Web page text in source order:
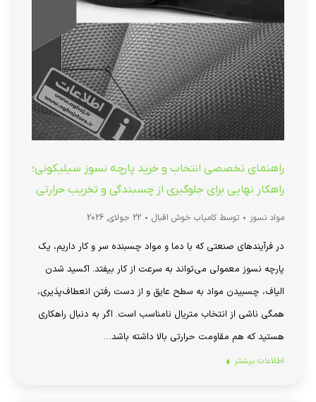
راهنمای تخصصی انتخاب و خرید پارچه نسوز سیلیکونی؛
راهکار نهایی برای جلوگیری از چسبندگی و تخریب حرارتی
مواد نسوز توسط کامیاب خوش اقبال 22 جولای, 2026
در فرآیندهای صنعتی که با دما و مواد چسبنده سر و کار داریم، یک
پارچه نسوز معمولی می‌تواند به سرعت از کار بیفتد. اکسید شدن
الیاف، چسبیدن مواد به سطح عایق و از دست رفتن انعطاف‌پذیری،
همگی ناشی از انتخاب متریال نامناسب است. اگر به دنبال راهکاری
هستید که هم مقاومت حرارتی بالا داشته باشد…
اطلاعات بیشتر